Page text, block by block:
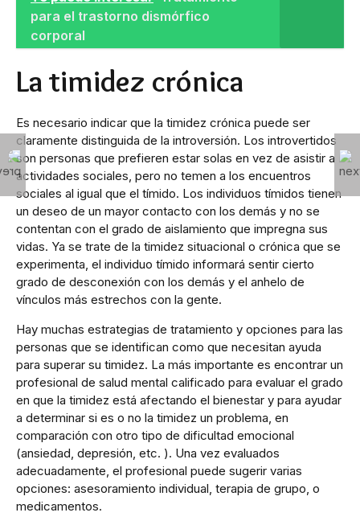
para el trastorno dismórfico
corporal
La timidez crónica
Es necesario indicar que la timidez crónica puede ser
claramente distinguida de la introversión. Los introvertidos
son personas que prefieren estar solas en vez de asistir a
actividades sociales, pero no temen a los encuentros
sociales al igual que el tímido. Los individuos tímidos tienen
un deseo de un mayor contacto con los demás y no se
contentan con el grado de aislamiento que impregna sus
vidas. Ya se trate de la timidez situacional o crónica que se
experimenta, el individuo tímido informará sentir cierto
grado de desconexión con los demás y el anhelo de
vínculos más estrechos con la gente.
Hay muchas estrategias de tratamiento y opciones para las
personas que se identifican como que necesitan ayuda
para superar su timidez. La más importante es encontrar un
profesional de salud mental calificado para evaluar el grado
en que la timidez está afectando el bienestar y para ayudar
a determinar si es o no la timidez un problema, en
comparación con otro tipo de dificultad emocional
(ansiedad, depresión, etc. ). Una vez evaluados
adecuadamente, el profesional puede sugerir varias
opciones: asesoramiento individual, terapia de grupo, o
medicamentos.